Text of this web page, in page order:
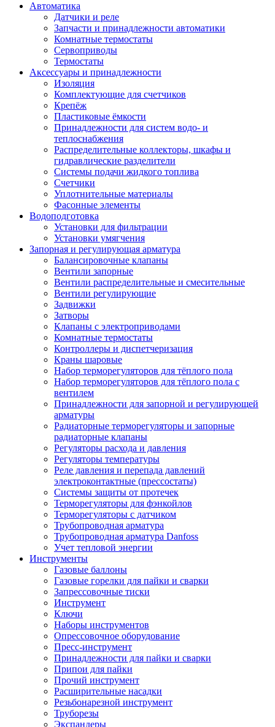
Автоматика
Датчики и реле
Запчасти и принадлежности автоматики
Комнатные термостаты
Сервоприводы
Термостаты
Аксессуары и принадлежности
Изоляция
Комплектующие для счетчиков
Крепёж
Пластиковые ёмкости
Принадлежности для систем водо- и
теплоснабжения
Распределительные коллекторы, шкафы и
гидравлические разделители
Системы подачи жидкого топлива
Счетчики
Уплотнительные материалы
Фасонные элементы
Водоподготовка
Установки для фильтрации
Установки умягчения
Запорная и регулирующая арматура
Балансировочные клапаны
Вентили запорные
Вентили распределительные и смесительные
Вентили регулирующие
Задвижки
Затворы
Клапаны с электроприводами
Комнатные термостаты
Контроллеры и диспетчеризация
Краны шаровые
Набор терморегуляторов для тёплого пола
Набор терморегуляторов для тёплого пола с
вентилем
Принадлежности для запорной и регулирующей
арматуры
Радиаторные терморегуляторы и запорные
радиаторные клапаны
Регуляторы расхода и давления
Регуляторы температуры
Реле давления и перепада давлений
электроконтактные (прессостаты)
Системы защиты от протечек
Терморегуляторы для фэнкойлов
Терморегуляторы с датчиком
Трубопроводная арматура
Трубопроводная арматура Danfoss
Учет тепловой энергии
Инструменты
Газовые баллоны
Газовые горелки для пайки и сварки
Запрессовочные тиски
Инструмент
Ключи
Наборы инструментов
Опрессовочное оборудование
Пресс-инструмент
Принадлежности для пайки и сварки
Припои для пайки
Прочий инструмент
Расширительные насадки
Резьбонарезной инструмент
Труборезы
Экспандеры